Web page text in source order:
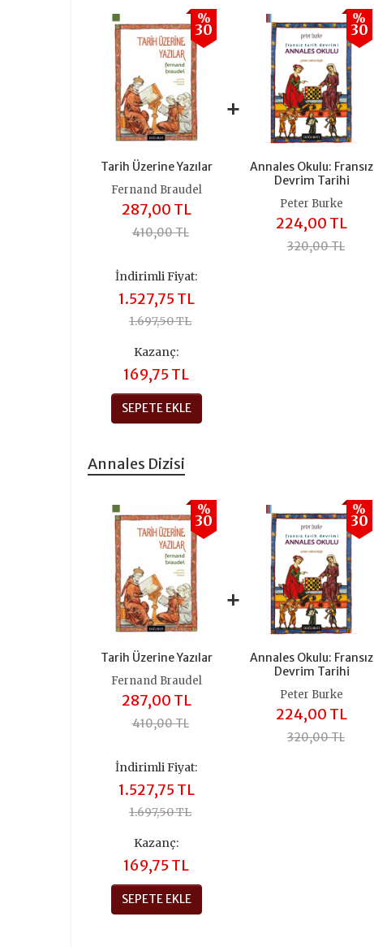
Tarih Üzerine Yazılar
%
30
Fernand Braudel
287,00 TL
410,00 TL
+
Annales Okulu: Fransız
Devrim Tarihi
%
30
Peter Burke
224,00 TL
320,00 TL
İndirimli Fiyat:
1.527,75 TL
1.697,50 TL
Kazanç:
169,75 TL
SEPETE EKLE
Annales Dizisi
Tarih Üzerine Yazılar
%
30
Fernand Braudel
287,00 TL
410,00 TL
+
Annales Okulu: Fransız
Devrim Tarihi
%
30
Peter Burke
224,00 TL
320,00 TL
İndirimli Fiyat:
1.527,75 TL
1.697,50 TL
Kazanç:
169,75 TL
SEPETE EKLE